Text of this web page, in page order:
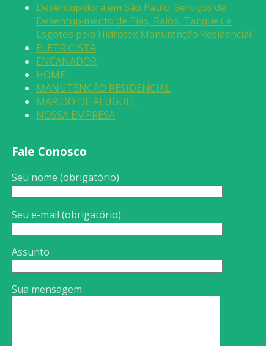
Desentupidora em São Paulo: Serviços de
Desentupimento de Pias, Ralos, Tanques e
Esgotos pela Hidrotex Manutenção Residencial
ELETRICISTA
ENCANADOR
HOME
MANUTENÇÃO RESIDENCIAL
MARIDO DE ALUGUEL
NOSSA EMPRESA
Fale Conosco
Seu nome (obrigatório)
Seu e-mail (obrigatório)
Assunto
Sua mensagem